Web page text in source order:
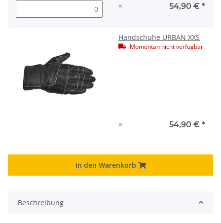
× 54,90 € *
Handschuhe URBAN XXS
Momentan nicht verfügbar
× 54,90 € *
In den Warenkorb
Beschreibung